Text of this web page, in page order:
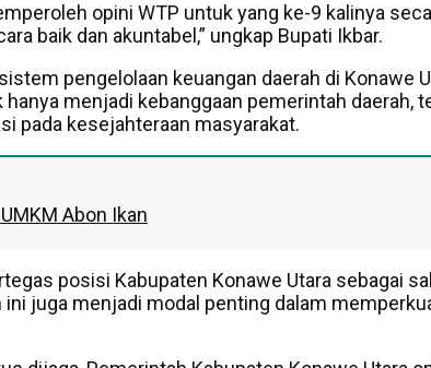
opini WTP untuk yang ke-9 kalinya
baik dan akuntabel,” ungkap Bupati Ikbar.
pengelolaan keuangan daerah di Konawe
menjadi kebanggaan pemerintah
pada kesejahteraan masyarakat.
Abon Ikan
posisi Kabupaten Konawe Utara sebagai
ini juga menjadi modal penting dalam